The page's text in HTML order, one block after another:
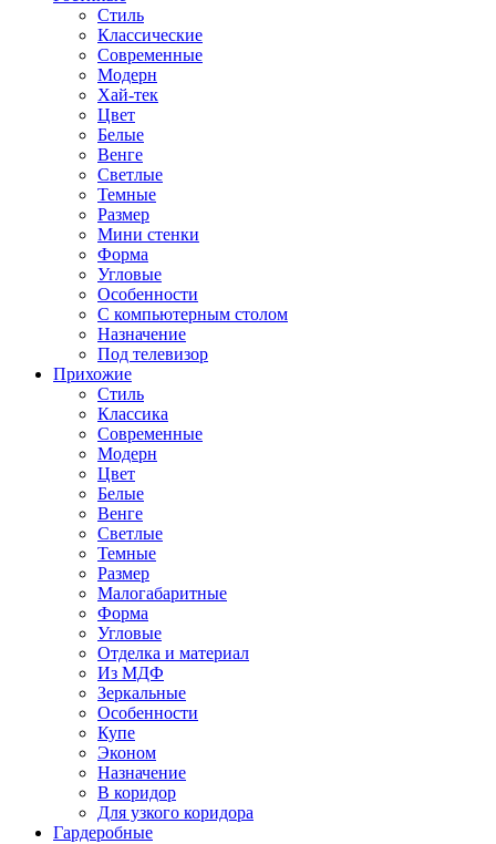
Стиль
Классические
Современные
Модерн
Хай-тек
Цвет
Белые
Венге
Светлые
Темные
Размер
Мини стенки
Форма
Угловые
Особенности
С компьютерным столом
Назначение
Под телевизор
Прихожие
Стиль
Классика
Современные
Модерн
Цвет
Белые
Венге
Светлые
Темные
Размер
Малогабаритные
Форма
Угловые
Отделка и материал
Из МДФ
Зеркальные
Особенности
Купе
Эконом
Назначение
В коридор
Для узкого коридора
Гардеробные